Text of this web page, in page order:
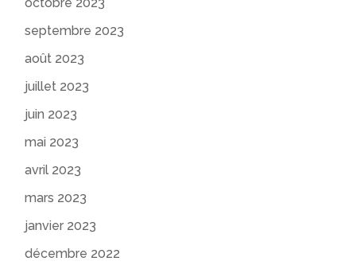
septembre 2023
août 2023
juillet 2023
juin 2023
mai 2023
avril 2023
mars 2023
janvier 2023
décembre 2022